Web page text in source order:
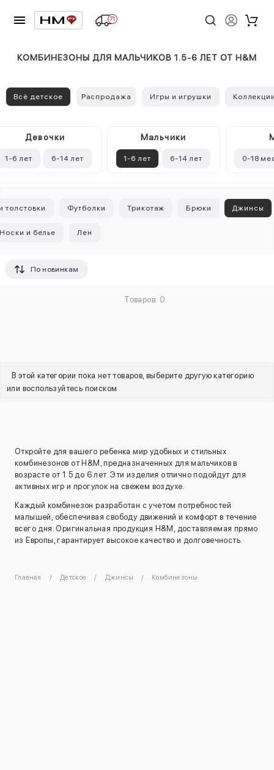
71
КОМБИНЕЗОНЫ ДЛЯ МАЛЬЧИКОВ 1.5-6 ЛЕТ ОТ H&M
Всё детское Распродажа Игры и игрушки
Девочки
1-6 лет 6-14 лет
Mальчики
1-6 лет 6-14 лет 0-18
толстовки Футболки Трикотаж Брюки Джинсы
и белье Лен
По новинкам
Товаров: 0
В этой категории пока нет товаров, выберите другую категорию
или воспользуйтесь поиском
Откройте для вашего ребенка мир удобных и стильных
комбинезонов от H&M, предназначенных для мальчиков в
возрасте от 1.5 до 6 лет. Эти изделия отлично подойдут для
активных игр и прогулок на свежем воздухе.
Каждый комбинезон разработан с учетом потребностей
малышей, обеспечивая свободу движений и комфорт в течение
всего дня. Оригинальная продукция H&M, доставляемая прямо
из Европы, гарантирует высокое качество и долговечность.
Главная Детское Джинсы Комбинезоны